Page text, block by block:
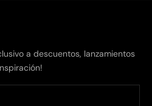
a descuentos, lanzamientos